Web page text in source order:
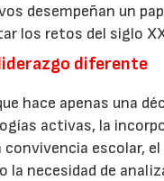
desempeñan un
los retos del siglo
diferente
hace apenas una
activas, la
convivencia escolar,
la necesidad de